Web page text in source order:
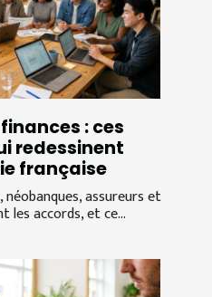
: ces
redessinent
française
assureurs et
les accords, et ce...